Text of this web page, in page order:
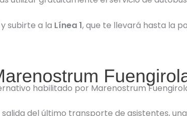
subirte a la Línea 1, que te llevará hasta la
habilitado por Marenostrum
del último transporte de asistentes,